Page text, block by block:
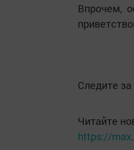
Впрочем,
Следите
Читайте
https://